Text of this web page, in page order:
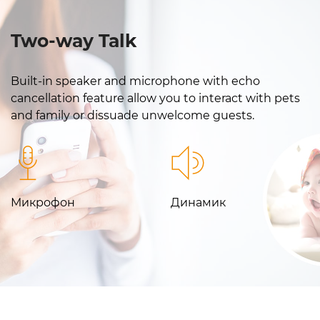
Two-way Talk
Built-in speaker and microphone with echo
cancellation feature allow you to interact with pets
and family or dissuade unwelcome guests.
Микрофон Динамик